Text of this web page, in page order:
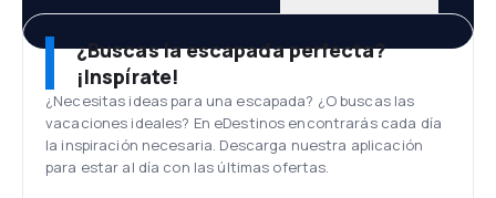
¿Buscas la escapada perfecta?
¡Inspírate!
¿Necesitas ideas para una escapada? ¿O buscas las
vacaciones ideales? En eDestinos encontrarás cada día
la inspiración necesaria. Descarga nuestra aplicación
para estar al día con las últimas ofertas.